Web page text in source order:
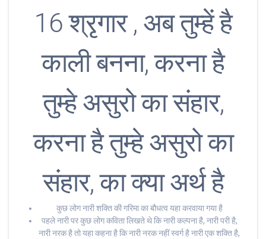
16 श्रृगार , अब तुम्हें है
काली बनना, करना है
तुम्हे असुरो का संहार,
करना है तुम्हे असुरो का
संहार, का क्या अर्थ है
कुछ लोग नारी शक्ति की गरिमा का बौधत्व यहा करवाया गया है
पहले नारी पर कुछ लोग कविता लिखते थे कि नारी कल्पना है, नारी परी है,
नारी नरक है तो यहा कहना है कि नारी नरक नहीं स्वर्ग है नारी एक शक्ति है,